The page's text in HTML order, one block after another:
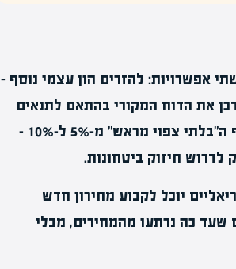
אפשרויות: להזרים הון עצמי נוסף –
את הדוח המקורי בהתאם לתנאים
הנוכחיים. עדכון כזה עשוי לכלול, בין היתר, הגדלת סעיף ה"בלתי צפוי מראש" מ-5% ל-10% –
חיזוק ביטחונות.
יוכל לקבוע מחירון חדש
שעד כה נרתעו מהמחירים, מבלי